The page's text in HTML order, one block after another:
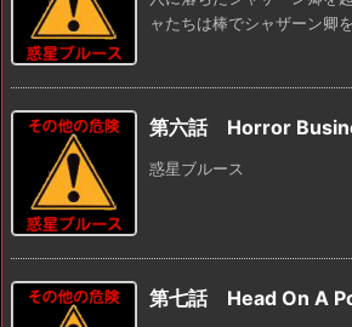
ャたちは棒でシャザーン卿
第六話 Horror
惑星ブルース
第七話 Head On A